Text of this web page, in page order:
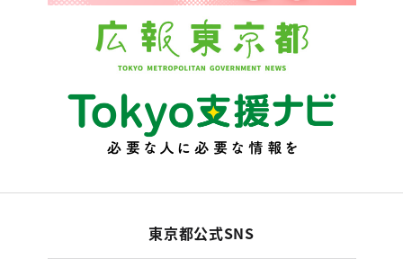
東京都公式SNS